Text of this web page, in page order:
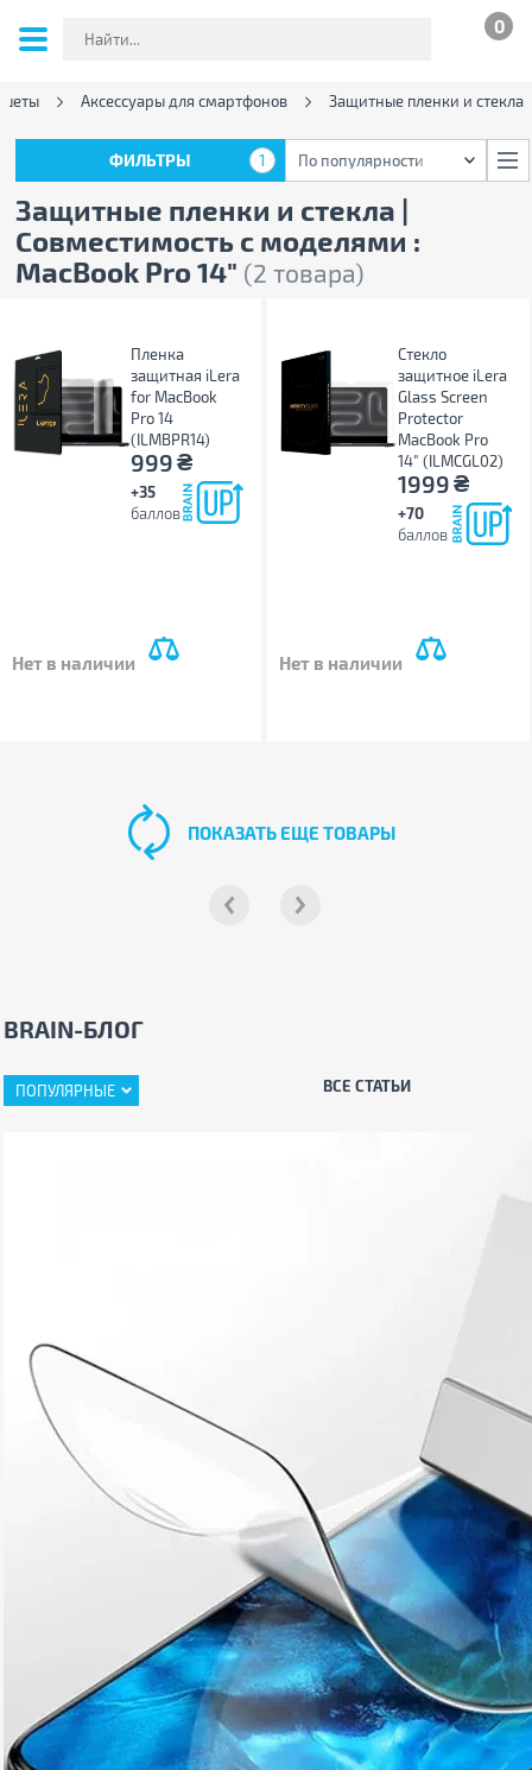
0
Аксессуары для смартфонов Защитные пленки и стекла
Защитные пленки и стекла |
Совместимость с моделями :
MacBook Pro 14" (2 товара)
ФИЛЬТРЫ 1 По популярности
Пленка
защитная iLera
for MacBook
Pro 14
(ILMBPR14)
999₴
+35
баллов
Нет в наличии
Стекло
защитное iLera
Glass Screen
Protector
MacBook Pro
14" (ILMCGL02)
1999₴
+70
баллов
Нет в наличии
ПОКАЗАТЬ ЕЩЕ ТОВАРЫ
BRAIN-БЛОГ
ПОПУЛЯРНЫЕ ВСЕ СТАТЬИ
ФИЛЬТРЫ 1 По популярности